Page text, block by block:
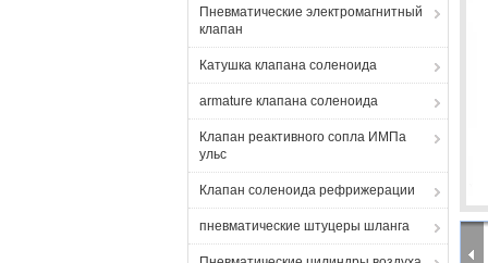
Пневматические электромагнитный
клапан
Катушка клапана соленоида
armature клапана соленоида
Клапан реактивного сопла ИМПа
ульс
Клапан соленоида рефрижерации
пневматические штуцеры шланга